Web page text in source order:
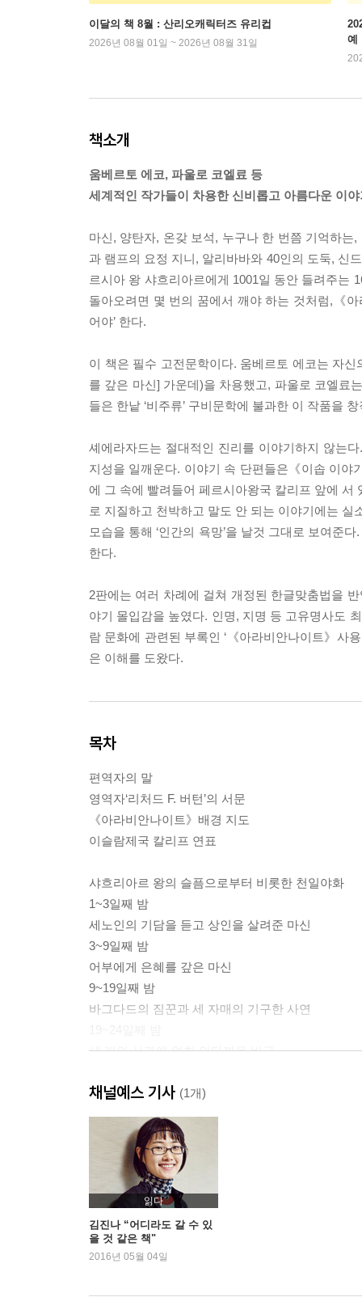
이달의 책 8월 : 산리오캐릭터즈 유리컵
2026년 08월 01일 ~ 2026년 08월 31일
예
책소개
움베르토 에코, 파울로 코엘료 등
세계적인 작가들이 차용한 신비롭고 아름다운 이야
마신, 양탄자, 온갖 보석, 누구나 한 번쯤 기억하
과 램프의 요정 지니, 알리바바와 40인의 도둑, 신
르시아 왕 샤흐리아르에게 1001일 동안 들려주는
돌아오려면 몇 번의 꿈에서 깨야 하는 것처럼,《
어야’ 한다.
이 책은 필수 고전문학이다. 움베르토 에코는 자
를 갚은 마신] 가운데)을 차용했고, 파울로 코엘료
들은 한낱 ‘비주류’ 구비문학에 불과한 이 작품을
셰에라자드는 절대적인 진리를 이야기하지 않는
지성을 일깨운다. 이야기 속 단편들은《이솝 이
에 그 속에 빨려들어 페르시아왕국 칼리프 앞에
로 지질하고 천박하고 말도 안 되는 이야기에는
모습을 통해 ‘인간의 욕망’을 날것 그대로 보여준
한다.
2판에는 여러 차례에 걸쳐 개정된 한글맞춤법을
야기 몰입감을 높였다. 인명, 지명 등 고유명사도
람 문화에 관련된 부록인 ‘《아라비안나이트》사
은 이해를 도왔다.
목차
편역자의 말
영역자‘리처드 F. 버턴’의 서문
《아라비안나이트》배경 지도
이슬람제국 칼리프 연표
샤흐리아르 왕의 슬픔으로부터 비롯한 천일야화
1~3일째 밤
세노인의 기담을 듣고 상인을 살려준 마신
3~9일째 밤
어부에게 은혜를 갚은 마신
9~19일째 밤
바그다드의 짐꾼과 세 자매의 기구한 사연
세 개의 사과에 얽힌 안타까운 비극
24~34일째 밤
꼽추의 죽음과 네 명의 범인
34~38일째 밤
딘과 쟈리스의 위험한 사랑
38~45일째 밤
금지된 사랑에 빠진 가님과 쿠르브
45~146일째 밤
우마르 빈 알 누우만 왕과 두 아들
146~152일째 밤
채널예스 기사 (1개)
읽다
김진나 “어디라도 갈 수 있
을 것 같은 책"
2016년 05월 04일